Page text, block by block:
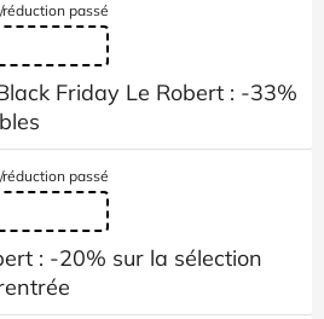
passé
Friday Le Robert : -33%
passé
: -20% sur la sélection